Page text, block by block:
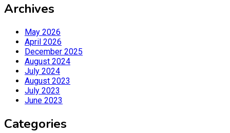
Archives
May 2026
April 2026
December 2025
August 2024
July 2024
August 2023
July 2023
June 2023
Categories